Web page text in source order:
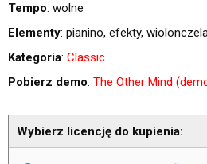
Tempo: wolne
Elementy: pianino, efekty,
Kategoria: Classic
Pobierz demo: The Other Mind
Wybierz licencję do kupienia: